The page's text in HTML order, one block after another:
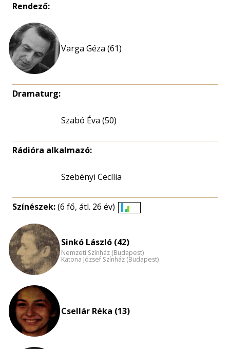
Rendező:
Varga Géza (61)
Dramaturg:
Szabó Éva (50)
Rádióra alkalmazó:
Szebényi Cecília
Színészek:(6 fő, átl. 26 év)
nagyítása
Sinkó László (42)
Nemzeti Színház (Budapest)
Katona József Színház (Budapest)
Csellár Réka (13)